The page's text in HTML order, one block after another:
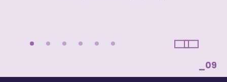
Previous Next
1 2 3 4 5 6
_09